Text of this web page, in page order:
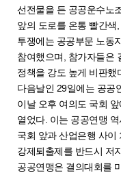
선전물을 든 공공운수노
앞의 도로를 온통 빨간색
투쟁에는 공공부문 노동
참여했으며, 참가자들은
정책을 강도 높게 비판했
다음날인 29일에는 공공
이날 오후 여의도 국회
열었다. 이는 공공연맹
국회 앞과 산업은행 사
강제퇴출제를 반드시 저
공공연맹은 결의대회를